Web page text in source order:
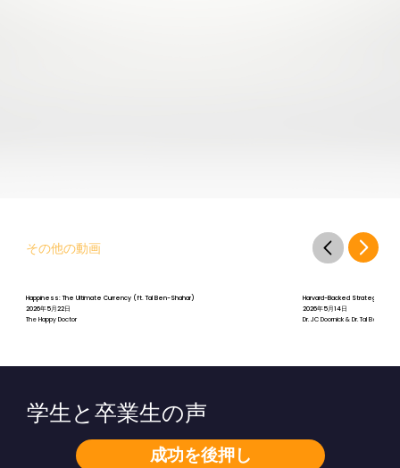
その他の動画
Happiness: The Ultimate Currency (ft. Tal Ben-Shahar)
2026年5月22日
The Happy Doctor
Harvard-Backed Strategies for
2026年5月14日
Dr. JC Doornick & Dr. Tal Ben-
成功を後押し
学生と卒業生の声